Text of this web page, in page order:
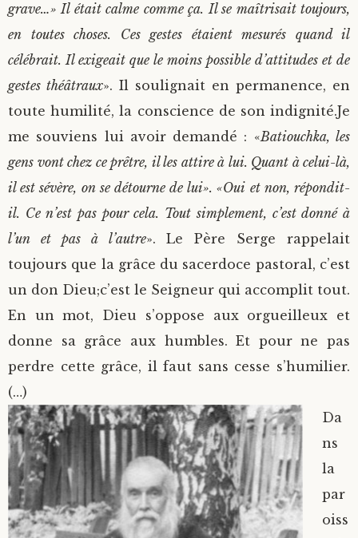
grave…» Il était calme comme ça. Il se maîtrisait toujours,
en toutes choses. Ces gestes étaient mesurés quand il
célébrait. Il exigeait que le moins possible d’attitudes et de
gestes théâtraux». Il soulignait en permanence, en
toute humilité, la conscience de son indignité.Je
me souviens lui avoir demandé : «Batiouchka, les
gens vont chez ce prêtre, il les attire à lui. Quant à celui-là,
il est sévère, on se détourne de lui». «Oui et non, répondit-
il. Ce n’est pas pour cela. Tout simplement, c’est donné à
l’un et pas à l’autre». Le Père Serge rappelait
toujours que la grâce du sacerdoce pastoral, c’est
un don Dieu;c’est le Seigneur qui accomplit tout.
En un mot, Dieu s’oppose aux orgueilleux et
donne sa grâce aux humbles. Et pour ne pas
perdre cette grâce, il faut sans cesse s’humilier.
(…)
Da
ns
la
par
oiss